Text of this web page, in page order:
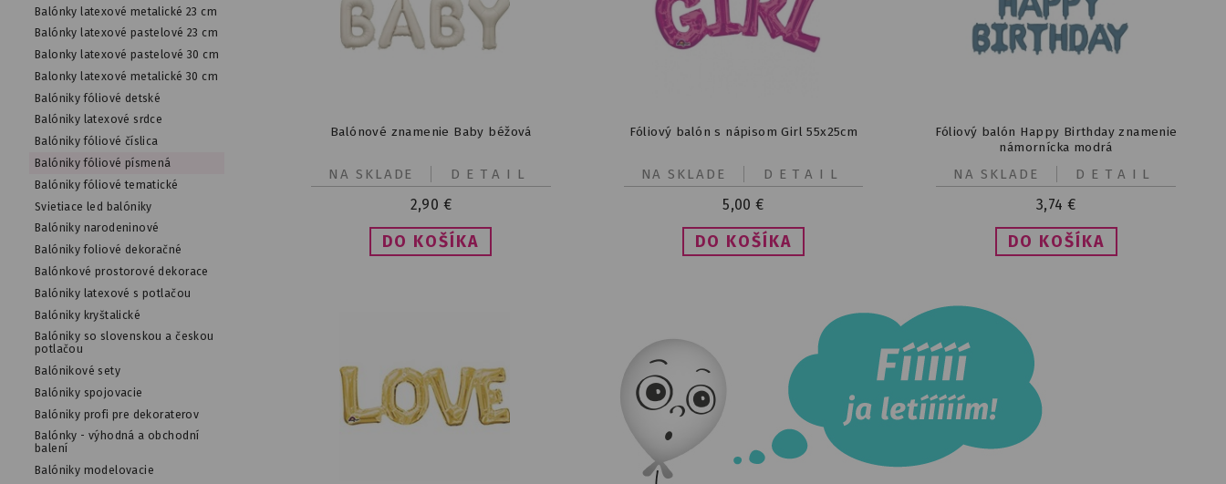
Balónky latexové metalické 23 cm
Balónky latexové pastelové 23 cm
Balonky latexové pastelové 30 cm
Balonky latexové metalické 30 cm
Balóniky fóliové detské
Balóniky latexové srdce
Balóniky fóliové číslica
Balóniky fóliové písmená
Balóniky fóliové tematické
Svietiace led balóniky
Balóniky narodeninové
Balóniky foliové dekoračné
Balónkové prostorové dekorace
Balóniky latexové s potlačou
Balóniky kryštalické
Balóniky so slovenskou a českou
potlačou
Balónikové sety
Balóniky spojovacie
Balóniky profi pre dekoraterov
Balónky - výhodná a obchodní
balení
Balóniky modelovacie
Balónové znamenie Baby béžová
2,90 €
DETAIL
NA SKLADE
Fóliový balón s nápisom Girl 55x25cm
5,00 €
DETAIL
NA SKLADE
Fóliový balón Happy Birthday znamenie
námornícka modrá
3,74 €
DETAIL
NA SKLADE